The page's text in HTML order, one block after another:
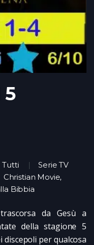
5
Tutti
Serie TV
Christian Movie,
Bibbia
da Gesù a
della stagione 5
discepoli per qualcosa